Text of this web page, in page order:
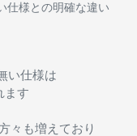
仕様との明確な違い
い仕様は
ます
々も増えており